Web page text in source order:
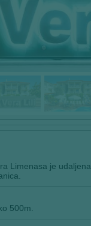
Limenasa je
500m.